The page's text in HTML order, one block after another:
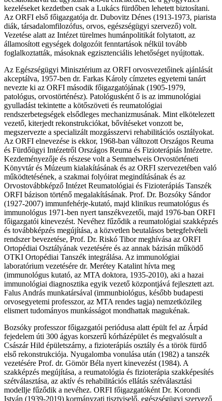
kezeléseket kezdetben csak a Lukács fürdőben lehetett biztosítani.
Az ORFI első főigazgatója dr. Dubovitz Dénes (1913-1973, piarista
diák, társadalomfilozófus, orvos, egészségügyi szervező) volt.
Vezetése alatt az Intézet türelmes humánpolitikát folytatott, az
államosított egységek dolgozóit fenntartások nélkül tovább
foglalkoztatták, másoknak egzisztenciális lehetőséget nyújtottak.
Az Egészségügyi Minisztérium az ORFI orvosvezetőinek ajánlását
akceptálva, 1957-ben dr. Farkas Károly címzetes egyetemi tanárt
nevezte ki az ORFI második főigazgatójának (1905-1979,
patológus, orvostörténész). Patológusként ő is az immunológiai
gyulladást tekintette a kötőszöveti és reumatológiai
rendszerbetegségek elsődleges mechanizmusának. Mint elkötelezett
vezető, kiterjedt rekonstrukciókat, bővítéseket vonzott be,
megszervezte a specializált mozgásszervi rehabilitációs osztályokat.
Az ORFI elnevezése is ekkor, 1968-ban változott Országos Reuma
és Fürdőügyi Intézetről Országos Reuma és Fizioterápiás Intézetre.
Kezdeményezője és részese volt a Semmelweis Orvostörténeti
Könyvtár és Múzeum kialakításának és az ORFI szervezetében való
működtetésének, a szakmai folyóirat megindításának és az
Orvostovábbképző Intézet Reumatológiai és Fizioterápiás Tanszék
ORFI bázison történő megalakításának. Prof. Dr. Bozsóky Sándor
(1927-2007) immunfehérje-kutató, majd klinikus reumatológus és
immunológus 1971-ben nyert tanszékvezetői, majd 1976-ban ORFI
főigazgatói kinevezést. Nevéhez fűződik a reumatológiai szakképzés
és továbbképzés megújítása, a közvetlen beutalásos betegfelvételi
rendszer bevezetése, Prof. Dr. Riskó Tibor meghívása az ORFI
Ortopédiai Osztályának vezetésére és az annak bázisán működő
OTKI Ortopédiai Tanszék integrálása. Az immunológiai
laboratórium vezetésére dr. Merétey Katalint hívta meg
(immunológus kutató, az MTA doktora, 1935-2010), aki a hazai
immunológiai diagnosztika egyik vezető központjává fejlesztett azt.
Falus András munkatársával (immunbiológus, később budapesti
orvosegyetemi professzor, az MTA rendes tagja) nemzetközileg
elismert tudományos munkásságot mondhattak magukénak.
Bozsóky professzor főigazgatói periódusa alatt épült fel az Árpád
fejedelem úti 300 ágyas korszerű kórházépület és megvalósult a
Császár Hild épületszárny, a fizioterápiás osztály és a török fürdő
első rekonstrukciója. Nyugalomba vonulása után (1982) a tanszék
vezetésére Prof. dr. Gömör Béla nyert kinevezést (1984). A
szakképzés megújítása, a reumatológia és fizioterápia szakképesítés
szétválasztása, az aktív és rehabilitációs ellátás szétválasztási
modellje fűződik a nevéhez. ORFI főigazgatóként Dr. Korondi
István (1939-2019) kormányzati tisztviselő, egészségügyi szervező